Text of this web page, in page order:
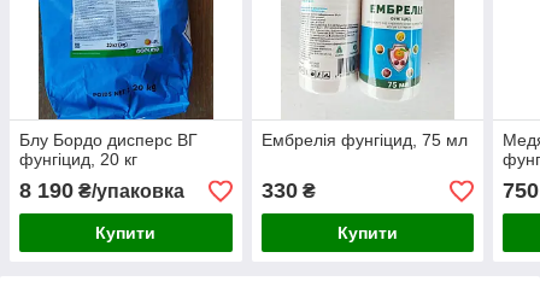
Блу Бордо дисперс ВГ
фунгіцид, 20 кг
8 190 ₴/упаковка
Купити
Ембрелія фунгіцид, 75 мл
330₴
Купити
750